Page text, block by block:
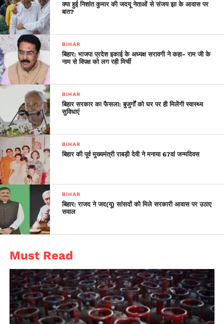
नेतृत्व दस बार करना केवल व्यक्तिगत उपलब्धि नहीं, बल्कि बिहार के लिए
एक ऐतिहासिक क्षण और उसकी लोकतांत्रिक सुदृढ़ता का प्रमाण है।’’
उन्होंने बताया कि ‘वर्ल्ड बुक ऑफ रिकॉर्ड्स’ ने नीतीश कुमार का नाम अपने
प्रतिष्ठित वैश्विक अभिलेख में औपचारिक रूप से शामिल करने का इरादा
व्यक्त किया है। झा ने कहा, ‘‘यह बिहार के लिए गर्व का क्षण है और एक ऐसे
नेता को सम्मान, जिनकी निरंतर प्रतिबद्धता राज्य की प्रगति का मार्ग
प्रशस्त कर रही है।
क्या हुई निशांत कुमार की जदयू नेताओं से संजय झा के आवास पर
बात?
BIHAR
बिहार: भाजपा प्रदेश इकाई के अध्यक्ष सरावगी ने कहा- राम जी के
नाम से विपक्ष को लग रही मिर्ची
BIHAR
बिहार सरकार का फैसला: बुजुर्गों को घर पर ही मिलेंगी स्वास्थ्य
सुविधाएं
BIHAR
बिहार की पूर्व मुख्यमंत्री राबड़ी देवी ने मनाया 67वां जन्मदिवस
BIHAR
बिहार: राजद ने जद(यू) सांसदों को मिले सरकारी आवास पर उठाए
सवाल
Must Read